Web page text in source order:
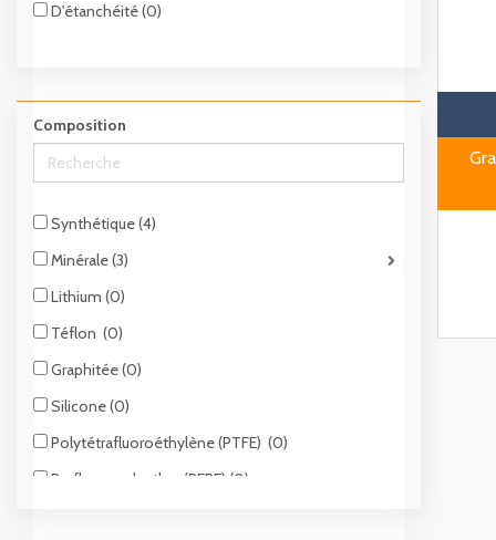
D'étanchéité (0)
Composition
Synthétique (4)
Minérale (3)
Lithium (0)
Téflon (0)
Graphitée (0)
Silicone (0)
Polytétrafluoroéthylène (PTFE) (0)
Perfluoropolyether (PFPE) (0)